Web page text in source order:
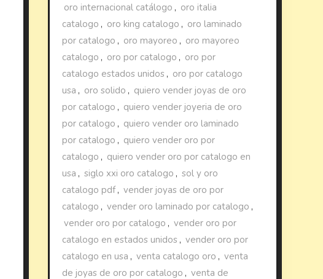
oro internacional catálogo , oro italia
catalogo , oro king catalogo , oro laminado
por catalogo , oro mayoreo , oro mayoreo
catalogo , oro por catalogo , oro por
catalogo estados unidos , oro por catalogo
usa , oro solido , quiero vender joyas de oro
por catalogo , quiero vender joyeria de oro
por catalogo , quiero vender oro laminado
por catalogo , quiero vender oro por
catalogo , quiero vender oro por catalogo en
usa , siglo xxi oro catalogo , sol y oro
catalogo pdf, vender joyas de oro por
catalogo , vender oro laminado por catalogo ,
vender oro por catalogo , vender oro por
catalogo en estados unidos , vender oro por
catalogo en usa , venta catalogo oro , venta
de joyas de oro por catalogo , venta de